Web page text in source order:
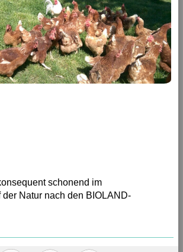
schonend im
der Natur nach den BIOLAND-